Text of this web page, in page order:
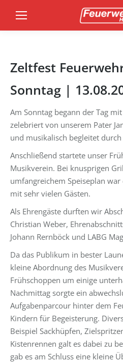
Zeltfest
Sonntag |
Am Sonntag begann der Tag
zelebriert von unserem Pater
und musikalisch begleitet
Anschließend startete unser
Musikverein. Bei knusprigen
umfangreichem Speiseplan
mit sehr vielen Gästen.
Als Ehrengäste durften wir
Christian Weber,
Johann Rernböck und LABG
Da das Publikum in bester
kleine Abordnung des
Frühschoppen um einige
Nachmittag sorgte ein
Aufgabenparcour hinter dem
Kindern für Begeisterung.
Beispiel Sackhüpfen,
Kistenrennen galt es dabei zu
gab es am Schluss eine kleine